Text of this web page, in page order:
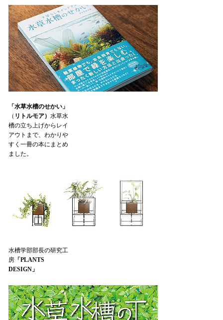
「水草水槽のせかい」
（ リトルモア） 水草水
槽の立ち上げからレイ
アウトまで、わかりや
すく一冊の本にまとめ
ました。
水槽学部部長の研究工
房「PLANTS
DESIGN」